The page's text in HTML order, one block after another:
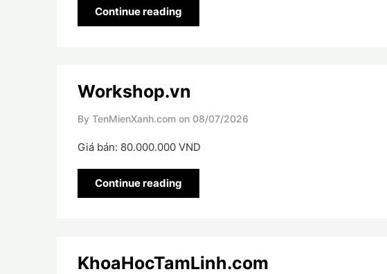
Continue reading
Workshop.vn
By TenMienXanh.com on 08/07/2026
Giá bán: 80.000.000 VND
Continue reading
KhoaHocTamLinh.com